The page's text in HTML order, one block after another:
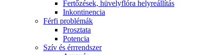
Fertőzések, hüvelyflóra helyreállítás
Inkontinencia
Férfi problémák
Prosztata
Potencia
Szív és érrrendszer